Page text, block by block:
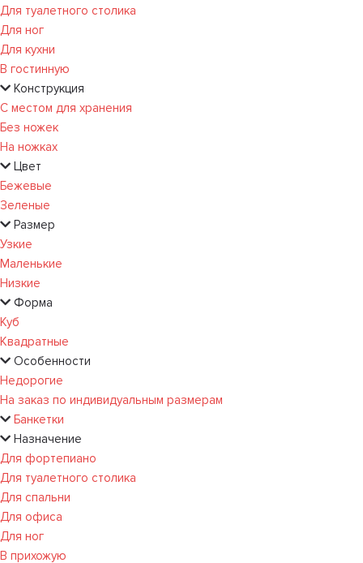
Для туалетного столика
Для ног
Для кухни
В гостинную
Конструкция
С местом для хранения
Без ножек
На ножках
Цвет
Бежевые
Зеленые
Размер
Узкие
Маленькие
Низкие
Форма
Куб
Квадратные
Особенности
Недорогие
На заказ по индивидуальным размерам
Банкетки
Назначение
Для фортепиано
Для туалетного столика
Для спальни
Для офиса
Для ног
В прихожую